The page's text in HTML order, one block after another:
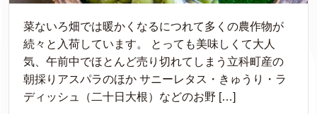
菜ないろ畑では暖かくなるにつれて多くの農作物が
続々と入荷しています。 とっても美味しくて大人
気、午前中でほとんど売り切れてしまう立科町産の
朝採りアスパラのほか サニーレタス・きゅうり・ラ
ディッシュ（二十日大根）などのお野 […]